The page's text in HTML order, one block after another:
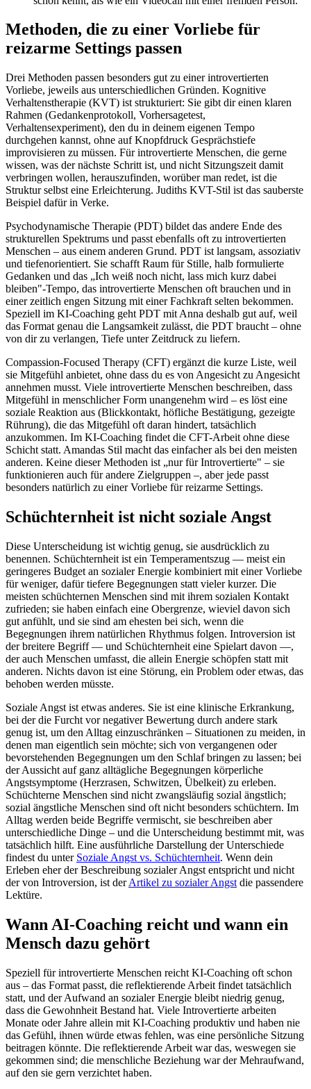
Methoden, die zu einer Vorliebe für
reizarme Settings passen
Drei Methoden passen besonders gut zu einer introvertierten
Vorliebe, jeweils aus unterschiedlichen Gründen. Kognitive
Verhaltenstherapie (KVT) ist strukturiert: Sie gibt dir einen klaren
Rahmen (Gedankenprotokoll, Vorhersagetest,
Verhaltensexperiment), den du in deinem eigenen Tempo
durchgehen kannst, ohne auf Knopfdruck Gesprächstiefe
improvisieren zu müssen. Für introvertierte Menschen, die gerne
wissen, was der nächste Schritt ist, und nicht Sitzungszeit damit
verbringen wollen, herauszufinden, worüber man redet, ist die
Struktur selbst eine Erleichterung. Judiths KVT-Stil ist das sauberste
Beispiel dafür in Verke.
Psychodynamische Therapie (PDT) bildet das andere Ende des
strukturellen Spektrums und passt ebenfalls oft zu introvertierten
Menschen – aus einem anderen Grund. PDT ist langsam, assoziativ
und tiefenorientiert. Sie schafft Raum für Stille, halb formulierte
Gedanken und das „Ich weiß noch nicht, lass mich kurz dabei
bleiben"-Tempo, das introvertierte Menschen oft brauchen und in
einer zeitlich engen Sitzung mit einer Fachkraft selten bekommen.
Speziell im KI-Coaching geht PDT mit Anna deshalb gut auf, weil
das Format genau die Langsamkeit zulässt, die PDT braucht – ohne
von dir zu verlangen, Tiefe unter Zeitdruck zu liefern.
Compassion-Focused Therapy (CFT) ergänzt die kurze Liste, weil
sie Mitgefühl anbietet, ohne dass du es von Angesicht zu Angesicht
annehmen musst. Viele introvertierte Menschen beschreiben, dass
Mitgefühl in menschlicher Form unangenehm wird – es löst eine
soziale Reaktion aus (Blickkontakt, höfliche Bestätigung, gezeigte
Rührung), die das Mitgefühl oft daran hindert, tatsächlich
anzukommen. Im KI-Coaching findet die CFT-Arbeit ohne diese
Schicht statt. Amandas Stil macht das einfacher als bei den meisten
anderen. Keine dieser Methoden ist „nur für Introvertierte" – sie
funktionieren auch für andere Zielgruppen –, aber jede passt
besonders natürlich zu einer Vorliebe für reizarme Settings.
Schüchternheit ist nicht soziale Angst
Diese Unterscheidung ist wichtig genug, sie ausdrücklich zu
benennen. Schüchternheit ist ein Temperamentszug — meist ein
geringeres Budget an sozialer Energie kombiniert mit einer Vorliebe
für weniger, dafür tiefere Begegnungen statt vieler kurzer. Die
meisten schüchternen Menschen sind mit ihrem sozialen Kontakt
zufrieden; sie haben einfach eine Obergrenze, wieviel davon sich
gut anfühlt, und sie sind am ehesten bei sich, wenn die
Begegnungen ihrem natürlichen Rhythmus folgen. Introversion ist
der breitere Begriff — und Schüchternheit eine Spielart davon —,
der auch Menschen umfasst, die allein Energie schöpfen statt mit
anderen. Nichts davon ist eine Störung, ein Problem oder etwas, das
behoben werden müsste.
Soziale Angst ist etwas anderes. Sie ist eine klinische Erkrankung,
bei der die Furcht vor negativer Bewertung durch andere stark
genug ist, um den Alltag einzuschränken – Situationen zu meiden, in
denen man eigentlich sein möchte; sich von vergangenen oder
bevorstehenden Begegnungen um den Schlaf bringen zu lassen; bei
der Aussicht auf ganz alltägliche Begegnungen körperliche
Angstsymptome (Herzrasen, Schwitzen, Übelkeit) zu erleben.
Schüchterne Menschen sind nicht zwangsläufig sozial ängstlich;
sozial ängstliche Menschen sind oft nicht besonders schüchtern. Im
Alltag werden beide Begriffe vermischt, sie beschreiben aber
unterschiedliche Dinge – und die Unterscheidung bestimmt mit, was
tatsächlich hilft. Eine ausführliche Darstellung der Unterschiede
findest du unter Soziale Angst vs. Schüchternheit. Wenn dein
Erleben eher der Beschreibung sozialer Angst entspricht und nicht
der von Introversion, ist derArtikel zu sozialer Angst die passendere
Lektüre.
Wann AI-Coaching reicht und wann ein
Mensch dazu gehört
Speziell für introvertierte Menschen reicht KI-Coaching oft schon
aus – das Format passt, die reflektierende Arbeit findet tatsächlich
statt, und der Aufwand an sozialer Energie bleibt niedrig genug,
dass die Gewohnheit Bestand hat. Viele Introvertierte arbeiten
Monate oder Jahre allein mit KI-Coaching produktiv und haben nie
das Gefühl, ihnen würde etwas fehlen, was eine persönliche Sitzung
beitragen könnte. Die reflektierende Arbeit war das, weswegen sie
gekommen sind; die menschliche Beziehung war der Mehraufwand,
auf den sie gern verzichtet haben.